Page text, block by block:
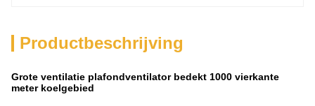
Productbeschrijving
Grote ventilatie plafondventilator bedekt 1000 vierkante
meter koelgebied